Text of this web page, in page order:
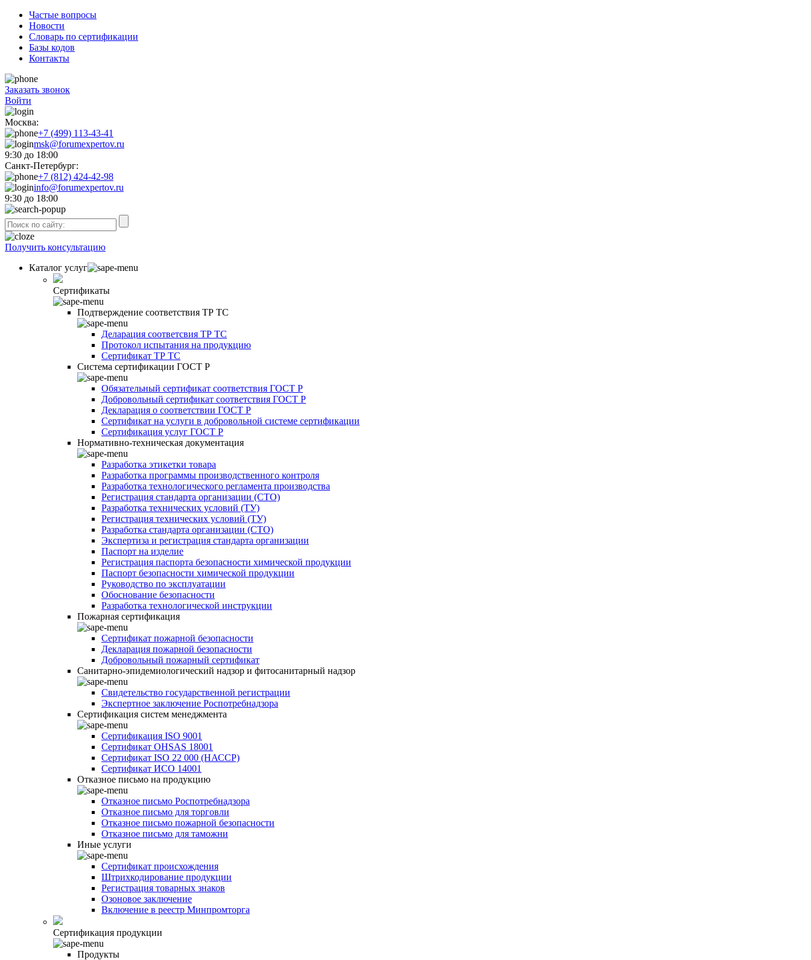
Частые вопросы
Новости
Словарь по сертификации
Базы кодов
Контакты
Заказать звонок
Войти
Москва:
+7 (499) 113-43-41
msk@forumexpertov.ru
9:30 до 18:00
Санкт-Петербург:
+7 (812) 424-42-98
info@forumexpertov.ru
9:30 до 18:00
Получить консультацию
Каталог услуг
Сертификаты
Подтверждение соответствия ТР ТС
Деларация соответсвия ТР ТС
Протокол испытания на продукцию
Сертификат ТР ТС
Система сертификации ГОСТ Р
Обязательный сертификат соответствия ГОСТ Р
Добровольный сертификат соответствия ГОСТ Р
Декларация о соответствии ГОСТ Р
Сертификат на услуги в добровольной системе сертификации
Сертификация услуг ГОСТ Р
Нормативно-техническая документация
Разработка этикетки товара
Разработка программы производственного контроля
Разработка технологического регламента производства
Регистрация стандарта организации (СТО)
Разработка технических условий (ТУ)
Регистрация технических условий (ТУ)
Разработка стандарта организации (СТО)
Экспертиза и регистрация стандарта организации
Паспорт на изделие
Регистрация паспорта безопасности химической продукции
Паспорт безопасности химической продукции
Руководство по эксплуатации
Обоснование безопасности
Разработка технологической инструкции
Пожарная сертификация
Сертификат пожарной безопасности
Декларация пожарной безопасности
Добровольный пожарный сертификат
Санитарно-эпидемиологический надзор и фитосанитарный надзор
Свидетельство государственной регистрации
Экспертное заключение Роспотребнадзора
Сертификация систем менеджмента
Сертификация ISO 9001
Сертификат OHSAS 18001
Сертификат ISO 22 000 (НАССР)
Сертификат ИСО 14001
Отказное письмо на продукцию
Отказное письмо Роспотребнадзора
Отказное письмо для торговли
Отказное письмо пожарной безопасности
Отказное письмо для таможни
Иные услуги
Сертификат происхождения
Штрихкодирование продукции
Регистрация товарных знаков
Озоновое заключение
Включение в реестр Минпромторга
Сертификация продукции
Продукты